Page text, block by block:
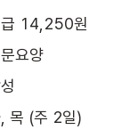
14,250원
요양
목 (주 2일)